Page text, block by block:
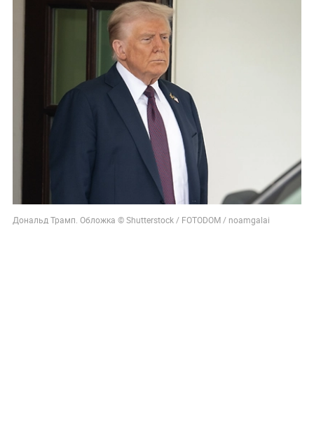
Дональд Трамп. Обложка © Shutterstock / FOTODOM / noamgalai